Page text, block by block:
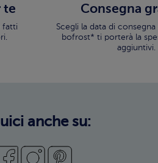
te
fatti
Consegna
Scegli la data di
bofrost* ti porterà la
aggiuntivi.
anche su: